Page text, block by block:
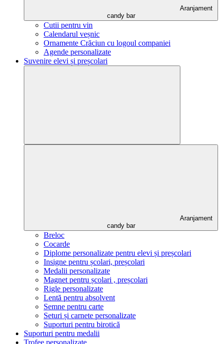
Aranjament
candy bar
Cutii pentru vin
Calendarul veșnic
Ornamente Crăciun cu logoul companiei
Agende personalizate
Suvenire elevi și preșcolari
Aranjament
candy bar
Breloc
Cocarde
Diplome personalizate pentru elevi și preșcolari
Insigne pentru școlari, preșcolari
Medalii personalizate
Magnet pentru școlari , preșcolari
Rigle personalizate
Lentă pentru absolvent
Semne pentru carte
Seturi și carnete personalizate
Suporturi pentru birotică
Suporturi pentru medalii
Trofee personalizate